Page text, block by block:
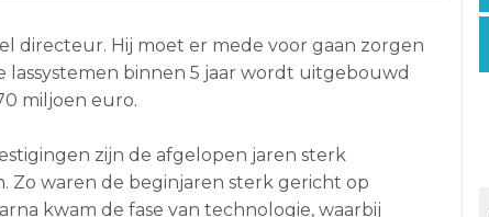
directeur. Hij moet er mede voor gaan zorgen
binnen 5 jaar wordt uitgebouwd
miljoen euro.
zijn de afgelopen jaren sterk
Zo waren de beginjaren sterk gericht op
kwam de fase van technologie, waarbij